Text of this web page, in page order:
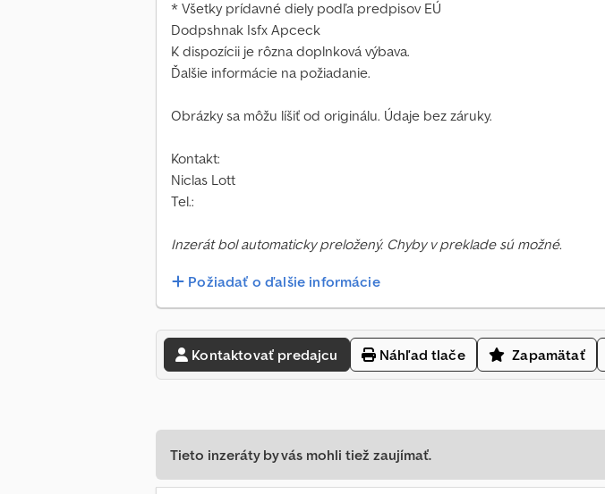
* Všetky prídavné diely podľa predpisov EÚ
Dodpshnak Isfx Apceck
K dispozícii je rôzna doplnková výbava.
Ďalšie informácie na požiadanie.
Obrázky sa môžu líšiť od originálu. Údaje bez záruky.
Kontakt:
Niclas Lott
Tel.:
Inzerát bol automaticky preložený. Chyby v preklade sú možné.
Požiadať o ďalšie informácie
Kontaktovať predajcu Náhľad tlače Zapamätať
Tieto inzeráty by vás mohli tiež zaujímať.